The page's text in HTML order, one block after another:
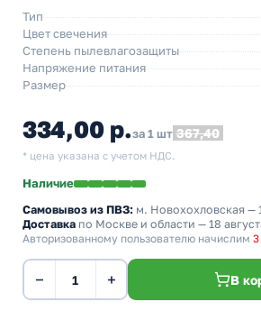
Тип
Цвет свечения
Степень пылевлагозащиты
Напряжение питания
Размер
334,00 р.за 1 шт 367,40
* цена указана с учетом НДС.
Наличие
Самовывоз из ПВЗ: м. Новохохловская —
Доставка по Москве и области — 18
Авторизованному пользователю начислим 3
− + В